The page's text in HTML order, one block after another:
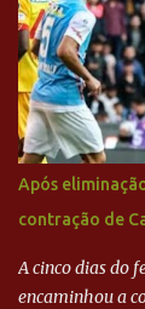
Após
contração de
A cinco dias do
encaminhou a